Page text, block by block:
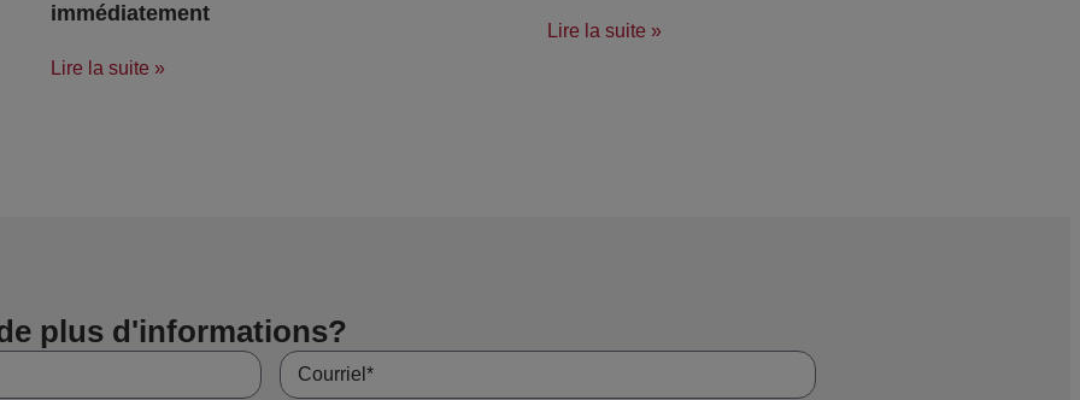
immédiatement
Lire la suite »
Lire la suite »
plus d'informations?